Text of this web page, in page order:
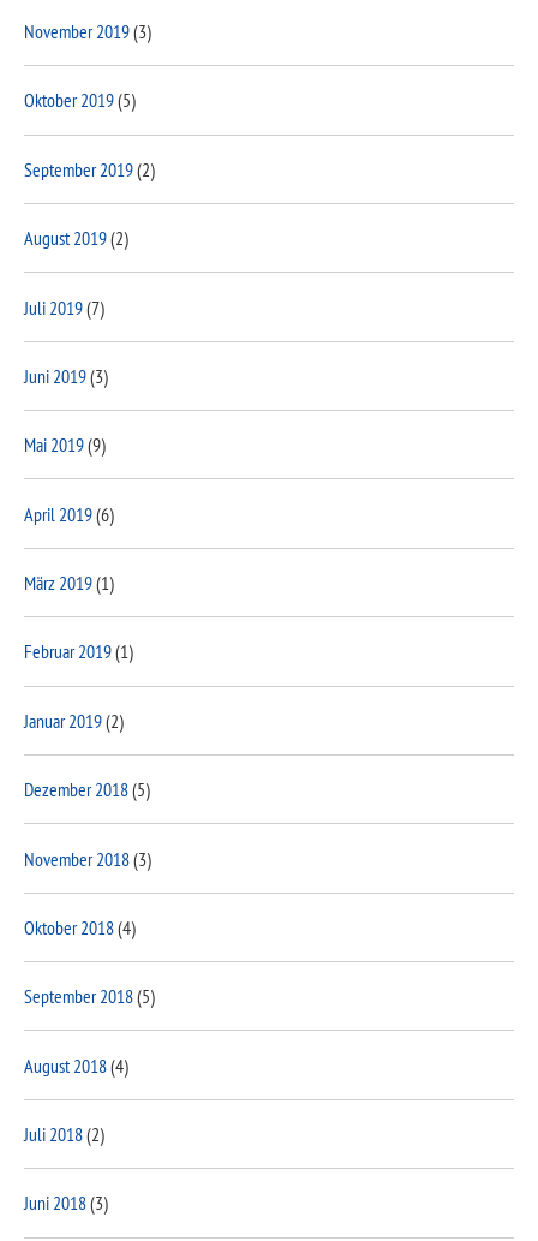
November 2019(3)
Oktober 2019(5)
September 2019(2)
August 2019(2)
Juli 2019(7)
Juni 2019(3)
Mai 2019(9)
April 2019(6)
März 2019(1)
Februar 2019(1)
Januar 2019(2)
Dezember 2018(5)
November 2018(3)
Oktober 2018(4)
September 2018(5)
August 2018(4)
Juli 2018(2)
Juni 2018(3)